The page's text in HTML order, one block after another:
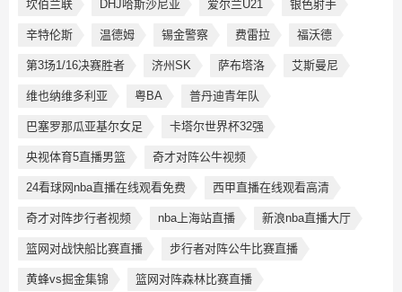
坎伯兰联 DHJ哈斯沙尼亚 爱尔兰U21 银色射手
辛特伦斯 温德姆 锡金警察 费雷拉 福沃德
第3场1/16决赛胜者 济州SK 萨布塔洛 艾斯曼尼
维也纳维多利亚 粤BA 普丹迪青年队
巴塞罗那瓜亚基尔女足 卡塔尔世界杯32强
央视体育5直播男篮 奇才对阵公牛视频
24看球网nba直播在线观看免费 西甲直播在线观看高清
奇才对阵步行者视频 nba上海站直播 新浪nba直播大厅
篮网对战快船比赛直播 步行者对阵公牛比赛直播
黄蜂vs掘金集锦 篮网对阵森林比赛直播